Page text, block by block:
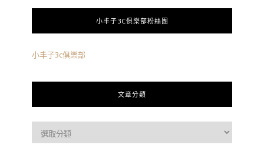
小丰子3C俱樂部粉絲團
小丰子3c俱樂部
文章分類